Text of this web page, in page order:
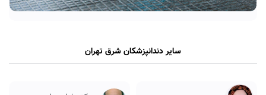
سایر دندانپزشکان شرق تهران